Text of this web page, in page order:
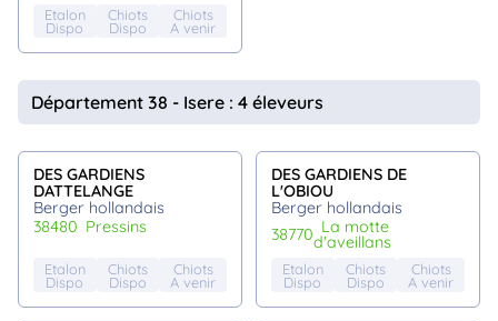
Etalon
Dispo
Chiots
Dispo
Chiots
A venir
Département 38 - Isere : 4 éleveurs
DES GARDIENS
DATTELANGE
Berger hollandais
38480
pressins
Etalon
Dispo
Chiots
Dispo
Chiots
A venir
DES GARDIENS DE
L'OBIOU
Berger hollandais
38770 la motte
d'aveillans
Etalon
Dispo
Chiots
Dispo
Chiots
A venir